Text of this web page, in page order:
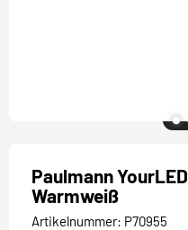
Paulmann
Warmweiß
Artikelnummer: P70955